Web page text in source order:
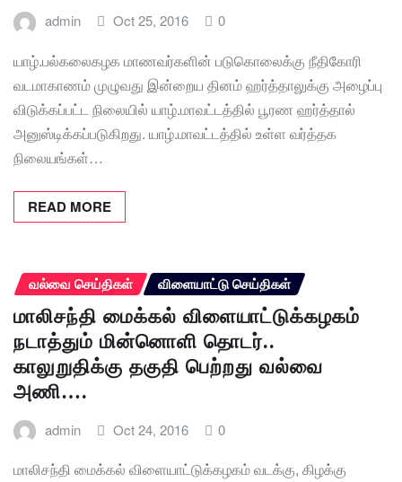
admin Oct 25, 2016 0
யாழ்.பல்கலைகழக மாணவர்களின் படுகொலைக்கு நீதிகோரி
வடமாகாணம் முழுவது இன்றைய தினம் ஹர்த்தாலுக்கு அழைப்பு
விடுக்கப்பட்ட நிலையில் யாழ்.மாவட்டத்தில் பூரண ஹர்த்தால்
அனுஸ்டிக்கப்படுகிறது. யாழ்.மாவட்டத்தில் உள்ள வர்த்தக
நிலையங்கள்…
READ MORE
வல்வை செய்திகள் விளையாட்டு செய்திகள்
மாலிசந்தி மைக்கல் விளையாட்டுக்கழகம்
நடாத்தும் மின்னொளி தொடர்..
காலுறுதிக்கு தகுதி பெற்றது வல்வை
அணி….
admin Oct 24, 2016 0
மாலிசந்தி மைக்கல் விளையாட்டுக்கழகம் வடக்கு, கிழக்கு